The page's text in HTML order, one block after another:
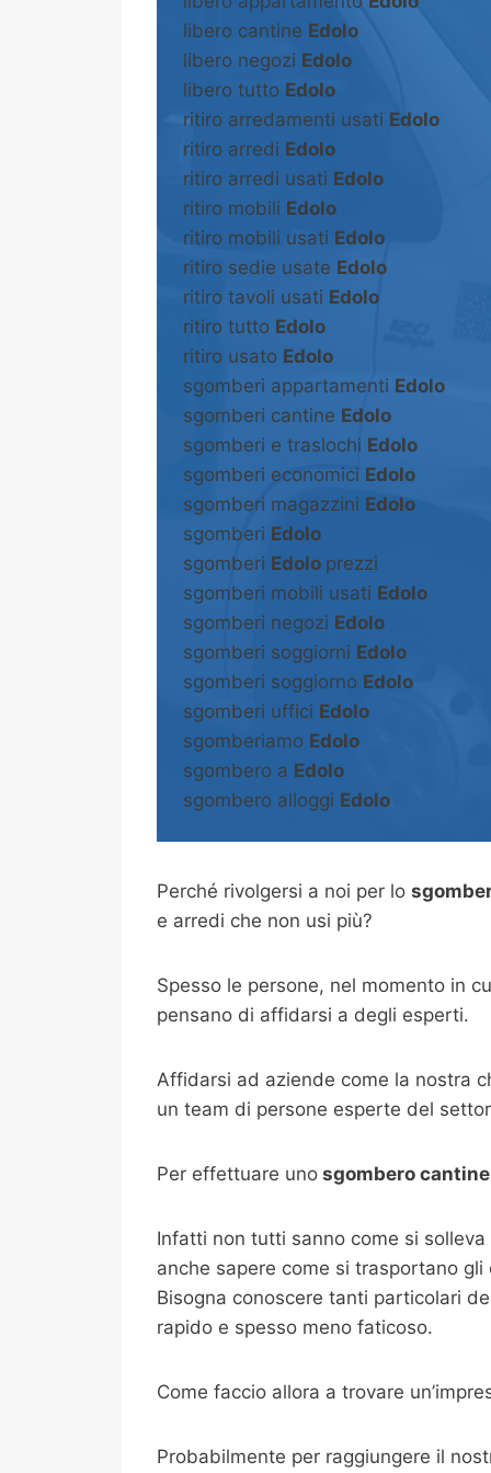
libero cantine Edolo
libero negozi Edolo
libero tutto Edolo
ritiro arredamenti usati Edolo
ritiro arredi Edolo
ritiro arredi usati Edolo
ritiro mobili Edolo
ritiro mobili usati Edolo
ritiro sedie usate Edolo
ritiro tavoli usati Edolo
ritiro tutto Edolo
ritiro usato Edolo
sgomberi appartamenti Edolo
sgomberi cantine Edolo
sgomberi e traslochi Edolo
sgomberi economici Edolo
sgomberi magazzini Edolo
sgomberi Edolo
sgomberi Edolo prezzi
sgomberi mobili usati Edolo
sgomberi negozi Edolo
sgomberi soggiorni Edolo
sgomberi soggiorno Edolo
sgomberi uffici Edolo
sgomberiamo Edolo
sgombero a Edolo
sgombero alloggi Edolo
Perché rivolgersi a noi per lo
e arredi che non usi più?
Spesso le persone, nel momento in
pensano di affidarsi a degli esperti.
Affidarsi ad aziende come la nostra
un team di persone esperte del
Per effettuare uno sgombero cantine
Infatti non tutti sanno come si
anche sapere come si trasportano
Bisogna conoscere tanti particolari
rapido e spesso meno faticoso.
Come faccio allora a trovare
Probabilmente per raggiungere il